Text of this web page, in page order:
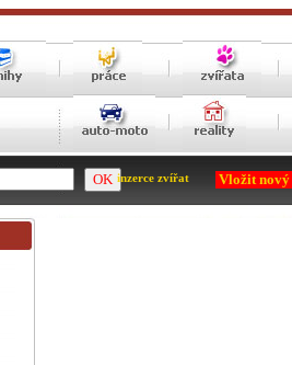
inzerce zvířat Vložit